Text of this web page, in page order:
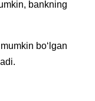
bankning
bo‘lgan